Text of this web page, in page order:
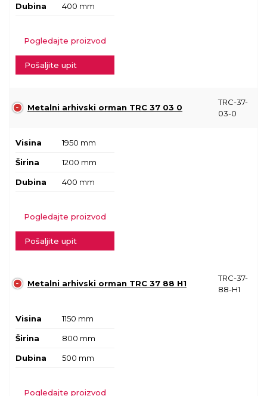
Dubina 400 mm
Pogledajte proizvod
Pošaljite upit
Metalni arhivski orman TRC 37 03 0
TRC-37-
03-0
Visina 1950 mm
Širina 1200 mm
Dubina 400 mm
Pogledajte proizvod
Pošaljite upit
Metalni arhivski orman TRC 37 88 H1
TRC-37-
88-H1
Visina 1150 mm
Širina 800 mm
Dubina 500 mm
Pogledajte proizvod